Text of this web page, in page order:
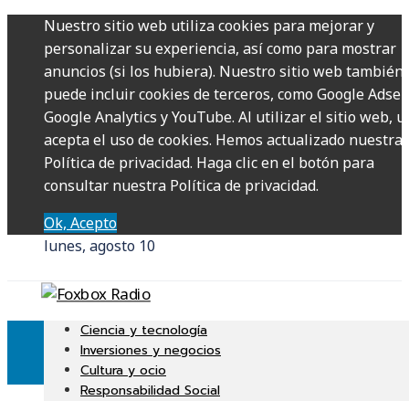
Nuestro sitio web utiliza cookies para mejorar y
personalizar su experiencia, así como para mostrar
anuncios (si los hubiera). Nuestro sitio web también
puede incluir cookies de terceros, como Google
Google Analytics y YouTube. Al utilizar el sitio web,
acepta el uso de cookies. Hemos actualizado nuestra
Política de privacidad. Haga clic en el botón para
consultar nuestra Política de privacidad.
Ok, Acepto
lunes, agosto 10
Ciencia y tecnología
Inversiones y negocios
Cultura y ocio
Responsabilidad Social